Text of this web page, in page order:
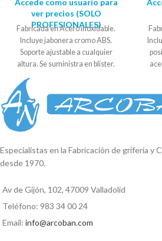
ver precios (SOLO
PROFESIONALES)
Fabricada en Acero inoxidable.
Incluye jabonera cromo ABS.
Soporte ajustable a cualquier
altura. Se suministra en blister.
Especialistas en la Fabricación de grifería y
desde 1970.
Av de Gijón, 102, 47009 Valladolid
Teléfono: 983 34 00 24
Email: info@arcoban.com